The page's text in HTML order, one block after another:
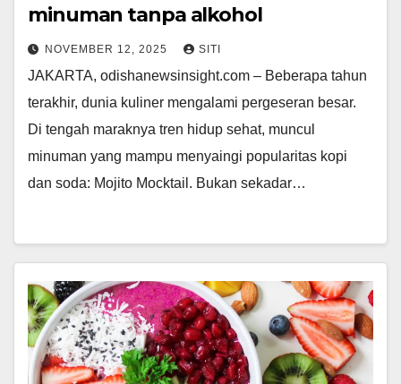
minuman tanpa alkohol
NOVEMBER 12, 2025 SITI
JAKARTA, odishanewsinsight.com – Beberapa tahun
terakhir, dunia kuliner mengalami pergeseran besar.
Di tengah maraknya tren hidup sehat, muncul
minuman yang mampu menyaingi popularitas kopi
dan soda: Mojito Mocktail. Bukan sekadar…